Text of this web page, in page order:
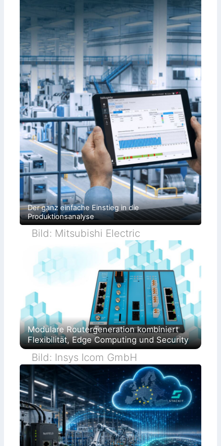
Der ganz einfache Einstieg in die
Produktionsanalyse
Bild: Mitsubishi Electric
Modulare Routergeneration kombiniert
Flexibilität, Edge Computing und Security
Bild: Insys Icom GmbH